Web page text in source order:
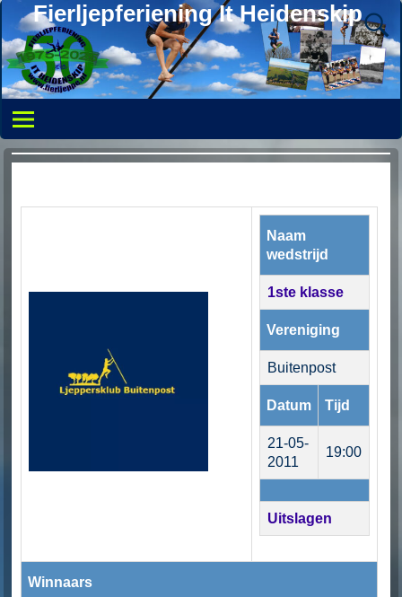
Fierljepferiening It Heidenskip
Naam
wedstrijd
1ste klasse
Vereniging
Buitenpost
Datum Tijd
21-05-
2011
19:00
Uitslagen
Winnaars